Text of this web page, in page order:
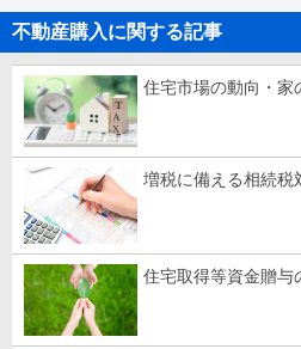
不動産購入に関する記事
住宅市場の動向・家
増税に備える相続税
住宅取得等資金贈与